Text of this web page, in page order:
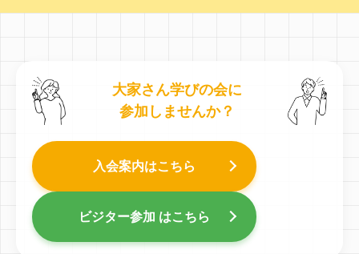
大家さん学びの会に
参加しませんか？
入会案内はこちら
ビジター参加 はこちら